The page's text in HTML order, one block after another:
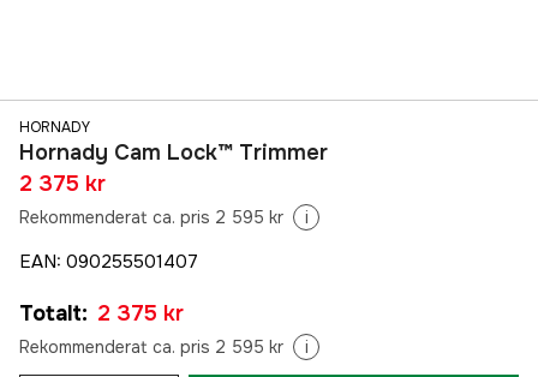
HORNADY
Hornady Cam Lock™ Trimmer
2 375 kr
Rekommenderat ca. pris 2 595 kr i
EAN: 090255501407
Totalt: 2 375 kr
Rekommenderat ca. pris 2 595 kr i